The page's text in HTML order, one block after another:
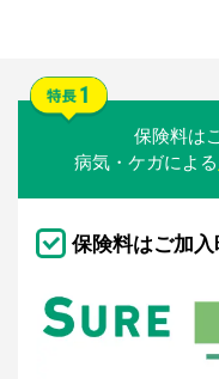
保険料は
病気・ケガによる
保険料はご加